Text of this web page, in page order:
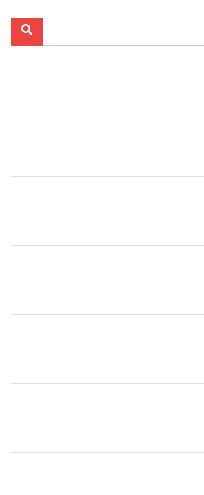
بحث